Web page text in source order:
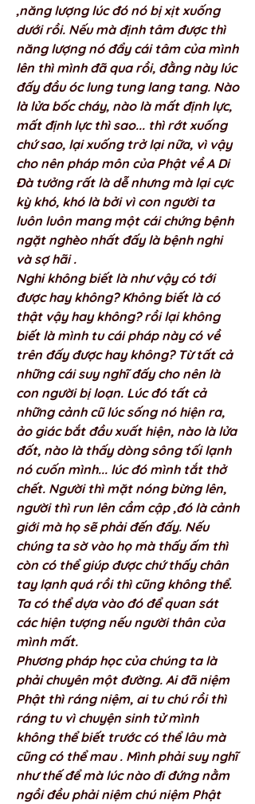
,năng lượng lúc đó nó bị xịt xuống
dưới rồi. Nếu mà định tâm được thì
năng lượng nó đẩy cái tâm của mình
lên thì mình đã qua rồi, đằng này lúc
đấy đầu óc lung tung lang tang. Nào
là lửa bốc cháy, nào là mất định lực,
mất định lực thì sao... thì rớt xuống
chứ sao, lại xuống trở lại nữa, vì vậy
cho nên pháp môn của Phật về A Di
Đà tưởng rất là dễ nhưng mà lại cực
kỳ khó, khó là bởi vì con người ta
luôn luôn mang một cái chứng bệnh
ngặt nghèo nhất đấy là bệnh nghi
và sợ hãi .
Nghi không biết là như vậy có tới
được hay không? Không biết là có
thật vậy hay không? rồi lại không
biết là mình tu cái pháp này có về
trên đấy được hay không? Từ tất cả
những cái suy nghĩ đấy cho nên là
con người bị loạn. Lúc đó tất cả
những cảnh cũ lúc sống nó hiện ra,
ảo giác bắt đầu xuất hiện, nào là lửa
đốt, nào là thấy dòng sông tối lạnh
nó cuốn mình... lúc đó mình tắt thở
chết. Người thì mặt nóng bừng lên,
người thì run lên cầm cập ,đó là cảnh
giới mà họ sẽ phải đến đấy. Nếu
chúng ta sờ vào họ mà thấy ấm thì
còn có thể giúp được chứ thấy chân
tay lạnh quá rồi thì cũng không thể.
Ta có thể dựa vào đó để quan sát
các hiện tượng nếu người thân của
mình mất.
Phương pháp học của chúng ta là
phải chuyên một đường. Ai đã niệm
Phật thì ráng niệm, ai tu chú rồi thì
ráng tu vì chuyện sinh tử mình
không thể biết trước có thể lâu mà
cũng có thể mau . Mình phải suy nghĩ
như thế để mà lúc nào đi đứng nằm
ngồi đều phải niệm chú niệm Phật